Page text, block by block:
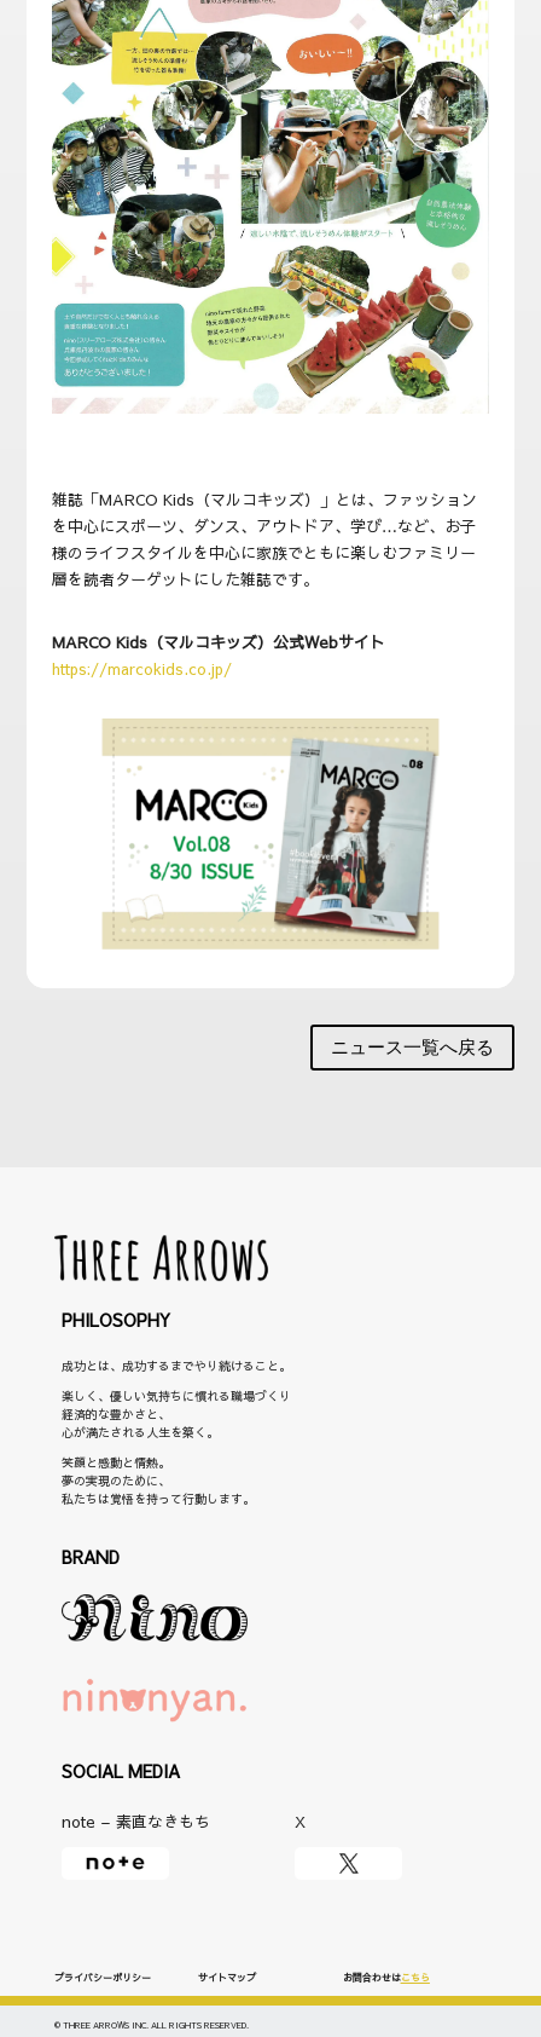
雑誌「MARCO Kids（マルコキッズ）」とは、ファッション
を中心にスポーツ、ダンス、アウトドア、学び…など、お子
様のライフスタイルを中心に家族でともに楽しむファミリー
層を読者ターゲットにした雑誌です。
MARCO Kids（マルコキッズ）公式Webサイト
https://marcokids.co.jp/
ニュース一覧へ戻る
PHILOSOPHY
成功とは、成功するまでやり続けること。
楽しく、優しい気持ちに慣れる職場づくり
経済的な豊かさと、
心が満たされる人生を築く。
笑顔と感動と情熱。
夢の実現のために、
私たちは覚悟を持って行動します。
BRAND
SOCIAL MEDIA
note – 素直なきもち X
プライバシーポリシー サイトマップ お問合わせはこちら
© THREE ARROWS INC. ALL RIGHTS RESERVED.